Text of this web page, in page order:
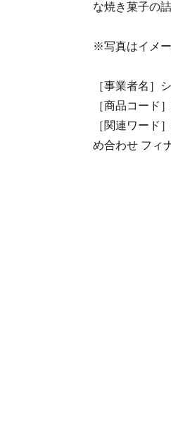
な焼き菓子の
※写真はイメー
［事業者名］
［商品コード
［関連ワード
め合わせ フィ